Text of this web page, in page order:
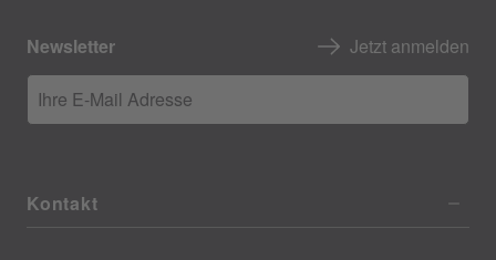
Newsletter Jetzt anmelden
Ihre E-Mail Adresse
Kontakt